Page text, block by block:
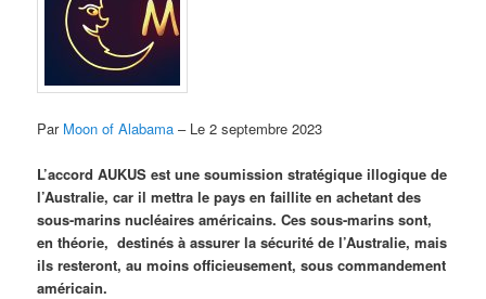
Par Moon of Alabama – Le 2 septembre 2023
L’accord AUKUS est une soumission stratégique illogique de
l’Australie, car il mettra le pays en faillite en achetant des
sous-marins nucléaires américains. Ces sous-marins sont,
en théorie, destinés à assurer la sécurité de l’Australie, mais
ils resteront, au moins officieusement, sous commandement
américain.